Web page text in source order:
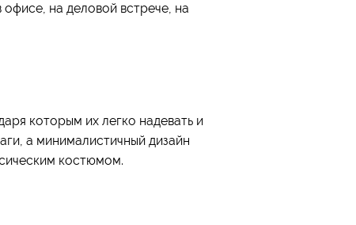
на деловой встрече, на
которым их легко надевать и
а минималистичный дизайн
костюмом.